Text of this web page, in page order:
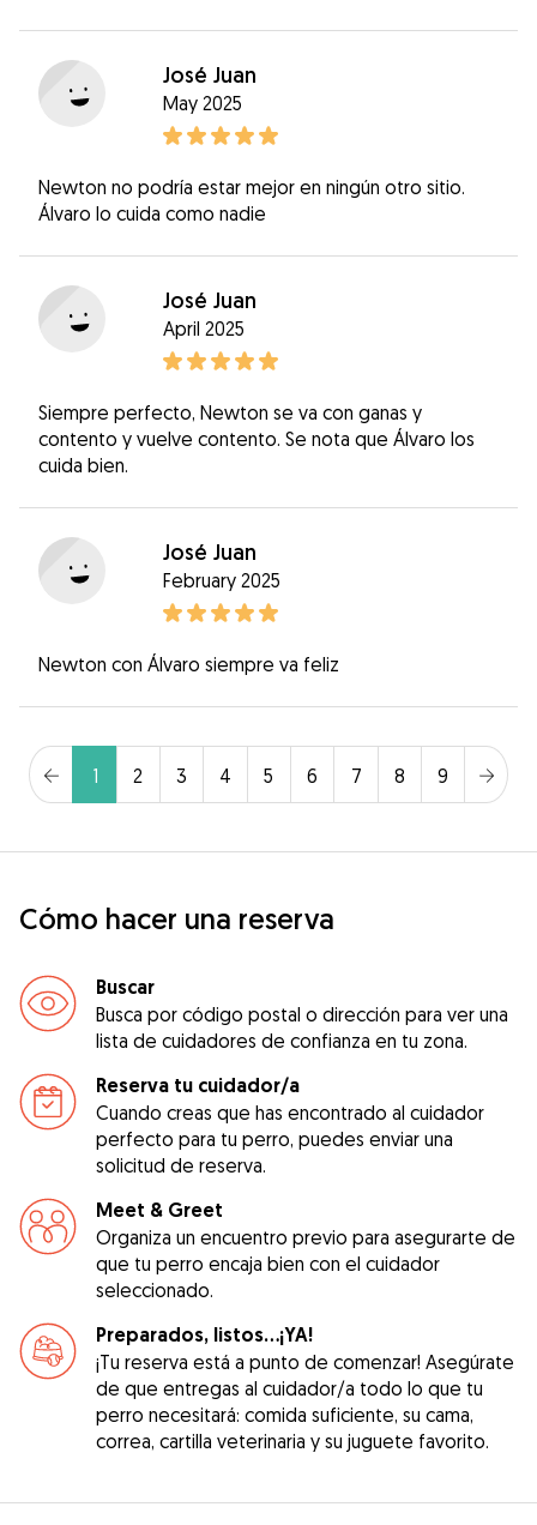
José Juan
May 2025
Newton no podría estar mejor en ningún otro sitio.
Álvaro lo cuida como nadie
José Juan
April 2025
Siempre perfecto, Newton se va con ganas y
contento y vuelve contento. Se nota que Álvaro los
cuida bien.
José Juan
February 2025
Newton con Álvaro siempre va feliz
1 2 3 4 5 6 7 8 9
Cómo hacer una reserva
Buscar
Busca por código postal o dirección para ver una
lista de cuidadores de confianza en tu zona.
Reserva tu cuidador/a
Cuando creas que has encontrado al cuidador
perfecto para tu perro, puedes enviar una
solicitud de reserva.
Meet & Greet
Organiza un encuentro previo para asegurarte de
que tu perro encaja bien con el cuidador
seleccionado.
Preparados, listos...¡YA!
¡Tu reserva está a punto de comenzar! Asegúrate
de que entregas al cuidador/a todo lo que tu
perro necesitará: comida suficiente, su cama,
correa, cartilla veterinaria y su juguete favorito.